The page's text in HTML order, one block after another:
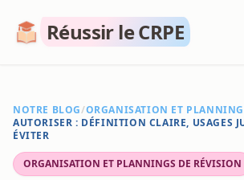
Réussir le CRPE
NOTRE BLOG/ORGANISATION ET
AUTORISER : DÉFINITION CLAIRE, USAGES
ÉVITER
ORGANISATION ET PLANNINGS DE RÉVISION